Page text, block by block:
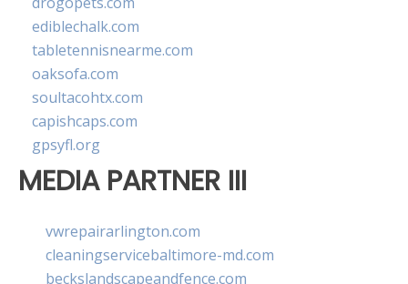
ediblechalk.com
tabletennisnearme.com
oaksofa.com
soultacohtx.com
capishcaps.com
gpsyfl.org
MEDIA PARTNER III
vwrepairarlington.com
cleaningservicebaltimore-md.com
beckslandscapeandfence.com